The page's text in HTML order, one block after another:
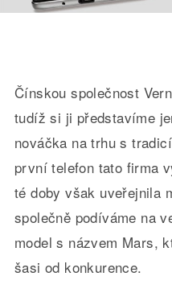
Čínskou společnost
tudíž si ji představíme
nováčka na trhu s
první telefon tato firma
té doby však uveřejnila
společně podíváme na
model s názvem Mars,
šasi od konkurence.